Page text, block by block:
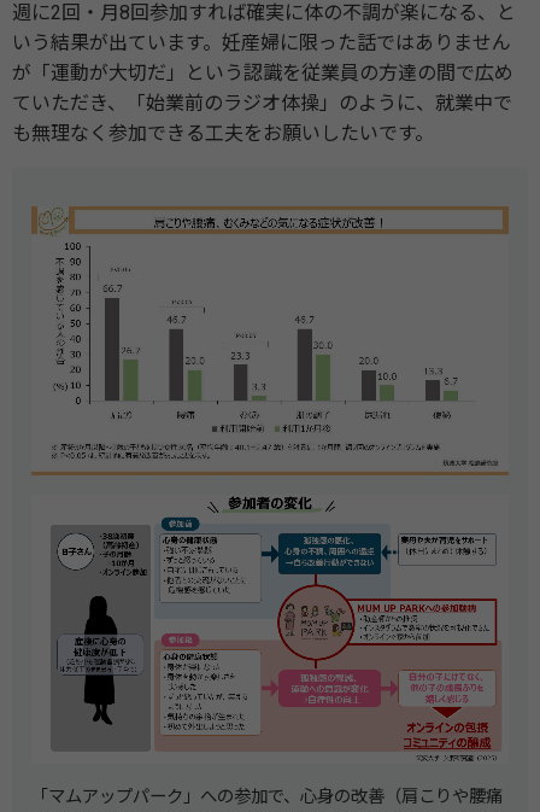
週に2回・月8回参加すれば確実に体の不調が楽になる、と
いう結果が出ています。妊産婦に限った話ではありません
が「運動が大切だ」という認識を従業員の方達の間で広め
ていただき、「始業前のラジオ体操」のように、就業中で
も無理なく参加できる工夫をお願いしたいです。
「マムアップパーク」への参加で、心身の改善（肩こりや腰痛